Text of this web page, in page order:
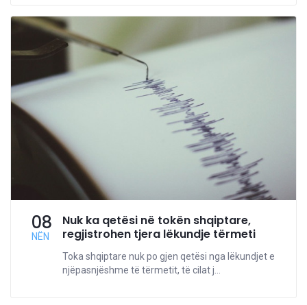
08
NËN
Nuk ka qetësi në tokën shqiptare,
regjistrohen tjera lëkundje tërmeti
Toka shqiptare nuk po gjen qetësi nga lëkundjet e
njëpasnjëshme të tërmetit, të cilat j...